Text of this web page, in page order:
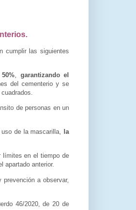
cumplir las siguientes
garantizando el
del cementerio y se
de personas en un
de la mascarilla,
la
límites en el tiempo de
apartado anterior.
a observar,
46/2020, de 20 de